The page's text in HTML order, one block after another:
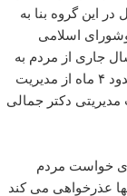
این گروه بنا به
اسلامی
جاری از مردم به
دلیل کیفیت پایین محصولات این شرکت که فقط حدود ۴ ماه از مدیریت
دکتر جمالی
خواست مردم
عذرخواهی می کند